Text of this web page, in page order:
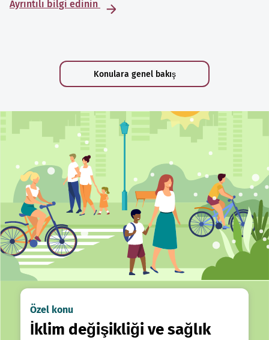
Ayrıntılı bilgi edinin
Konulara genel bakış
Özel konu
İklim değişikliği ve sağlık